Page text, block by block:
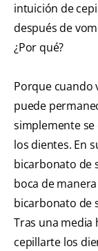
intuición de
después de
¿Por qué?
Porque cuando
puede
simplemente
los dientes. En
bicarbonato de
boca de
bicarbonato de
Tras una media
cepillarte los